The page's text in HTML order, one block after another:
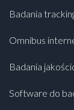
Badania
Omnibus
Badania
Software do